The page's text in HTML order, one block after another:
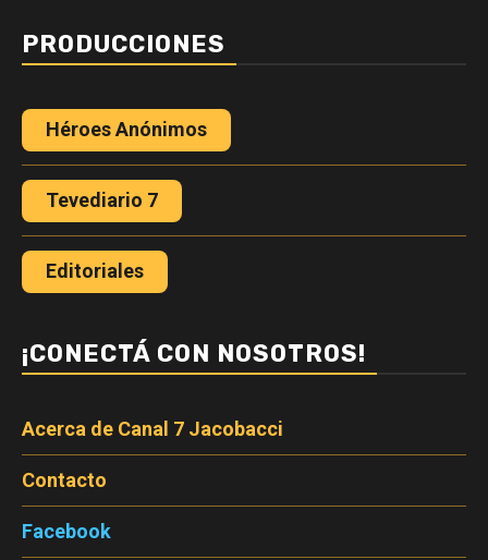
PRODUCCIONES
Héroes Anónimos
Tevediario 7
Editoriales
¡CONECTÁ CON NOSOTROS!
Acerca de Canal 7 Jacobacci
Contacto
Facebook